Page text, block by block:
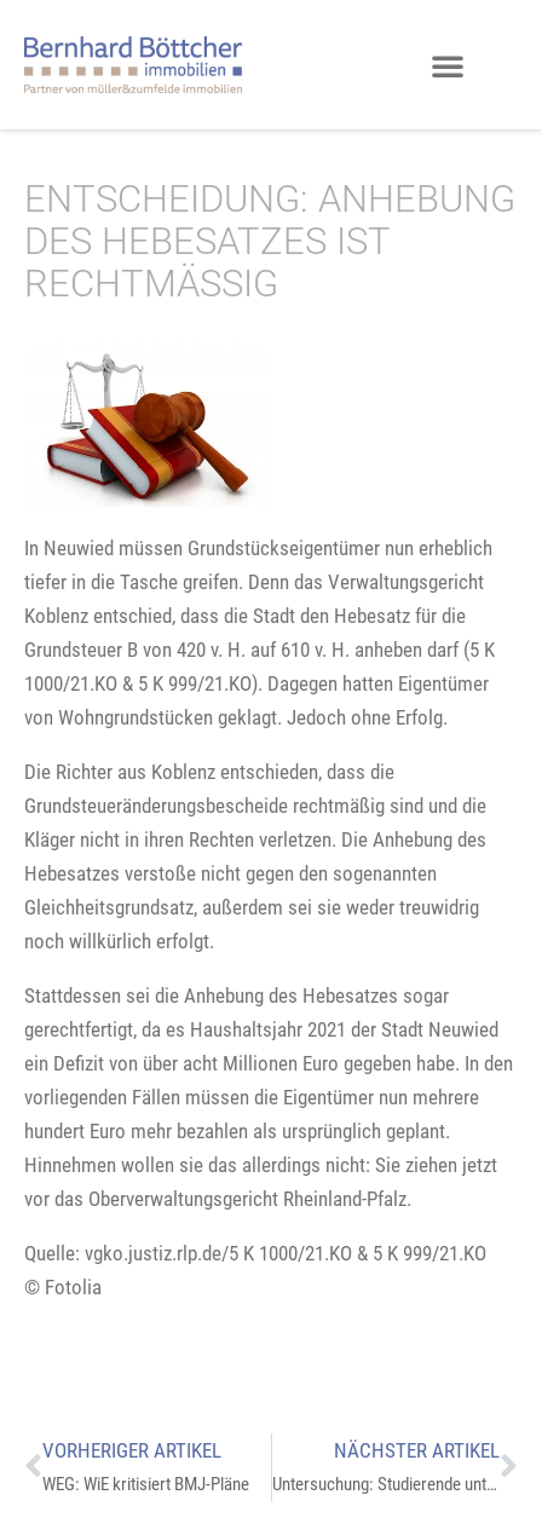
ENTSCHEIDUNG: ANHEBUNG
DES HEBESATZES IST
RECHTMÄSSIG
In Neuwied müssen Grundstückseigentümer nun erheblich
tiefer in die Tasche greifen. Denn das Verwaltungsgericht
Koblenz entschied, dass die Stadt den Hebesatz für die
Grundsteuer B von 420 v. H. auf 610 v. H. anheben darf (5 K
1000/21.KO & 5 K 999/21.KO). Dagegen hatten Eigentümer
von Wohngrundstücken geklagt. Jedoch ohne Erfolg.
Die Richter aus Koblenz entschieden, dass die
Grundsteueränderungsbescheide rechtmäßig sind und die
Kläger nicht in ihren Rechten verletzen. Die Anhebung des
Hebesatzes verstoße nicht gegen den sogenannten
Gleichheitsgrundsatz, außerdem sei sie weder treuwidrig
noch willkürlich erfolgt.
Stattdessen sei die Anhebung des Hebesatzes sogar
gerechtfertigt, da es Haushaltsjahr 2021 der Stadt Neuwied
ein Defizit von über acht Millionen Euro gegeben habe. In den
vorliegenden Fällen müssen die Eigentümer nun mehrere
hundert Euro mehr bezahlen als ursprünglich geplant.
Hinnehmen wollen sie das allerdings nicht: Sie ziehen jetzt
vor das Oberverwaltungsgericht Rheinland-Pfalz.
Quelle: vgko.justiz.rlp.de/5 K 1000/21.KO & 5 K 999/21.KO
© Fotolia
VORHERIGER ARTIKEL
WEG: WiE kritisiert BMJ-Pläne
NÄCHSTER ARTIKEL
Untersuchung: Studierende untersuchen Innenraumtemperaturen